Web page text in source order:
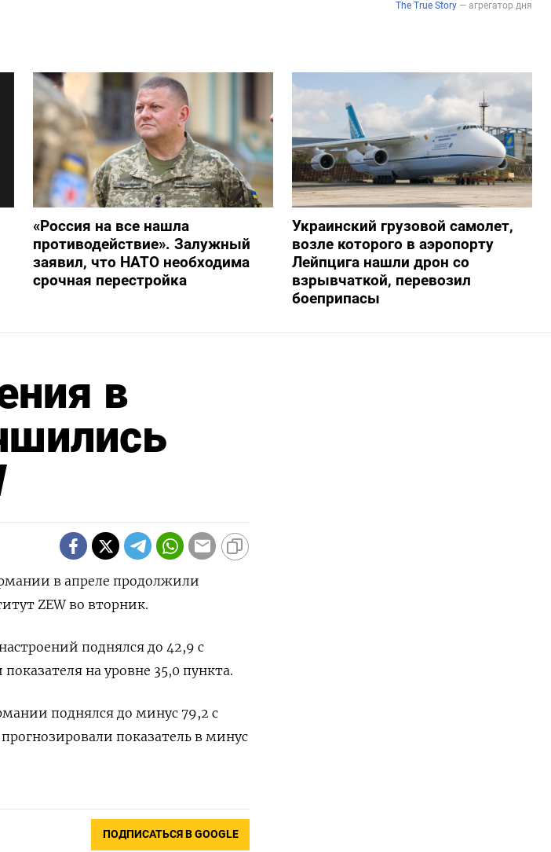
«Россия на все нашла
противодействие». Залужный
заявил, что НАТО необходима
срочная перестройка
Украинский грузовой самолет,
возле которого в аэропорту
Лейпцига нашли дрон со
взрывчаткой, перевозил
боеприпасы
в
в апреле продолжили
ZEW во вторник.
поднялся до 42,9 с
на уровне 35,0 пункта.
поднялся до минус 79,2 с
показатель в минус
ПОДПИСАТЬСЯ В GOOGLE